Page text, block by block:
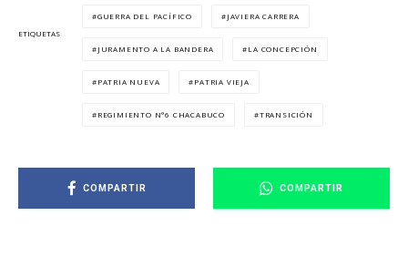
ETIQUETAS
GUERRA DEL PACÍFICO JAVIERA CARRERA
JURAMENTO A LA BANDERA LA CONCEPCIÓN
PATRIA NUEVA PATRIA VIEJA
REGIMIENTO N°6 CHACABUCO TRANSICIÓN
COMPARTIR COMPARTIR